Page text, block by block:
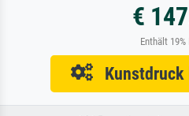
€
Enthält 19%
Kunstdruck